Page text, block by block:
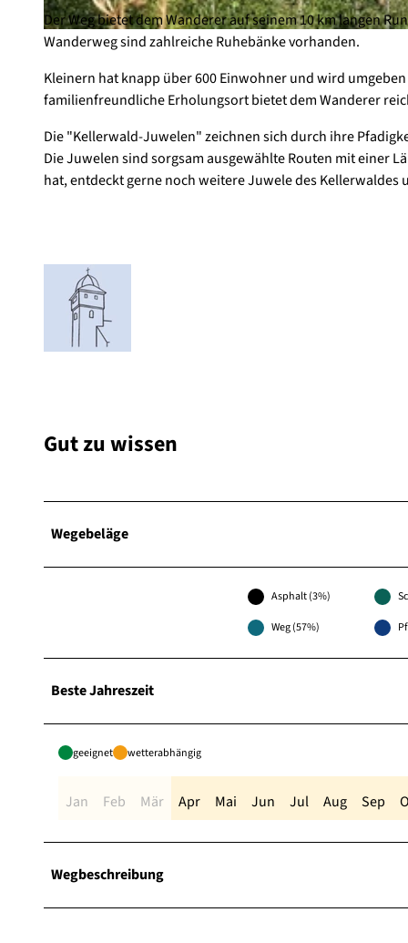
© Ursula Förster, Edersee | Deine Region: wild, bunt, gesund. | CC-BY-SA
Der Weg bietet dem Wanderer auf seinem 10 km langen
Wanderweg sind zahlreiche Ruhebänke vorhanden.
Kleinern hat knapp über 600 Einwohner und wird
familienfreundliche Erholungsort bietet dem Wanderer
Die "Kellerwald-Juwelen" zeichnen sich durch ihre
Die Juwelen sind sorgsam ausgewählte Routen mit einer
hat, entdeckt gerne noch weitere Juwele des Kellerwaldes
Gut zu wissen
Wegebeläge
Asphalt (3%)
Weg (57%)
Beste Jahreszeit
geeignet wetterabhängig
Jan Feb Mär Apr Mai Jun Jul Aug Sep
Wegbeschreibung